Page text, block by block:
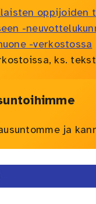
oppijoiden
-
-verkostossa
ks.
ja